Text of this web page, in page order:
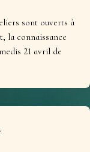
sont ouverts à
la connaissance
21 avril de